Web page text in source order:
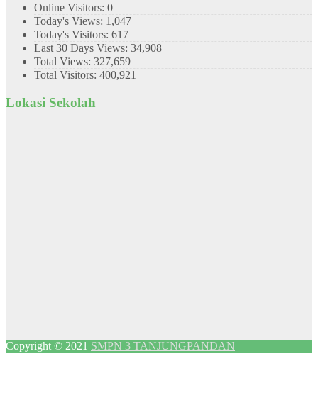
Online Visitors: 0
Today's Views: 1,047
Today's Visitors: 617
Last 30 Days Views: 34,908
Total Views: 327,659
Total Visitors: 400,921
Lokasi Sekolah
Copyright © 2021 SMPN 3 TANJUNGPANDAN